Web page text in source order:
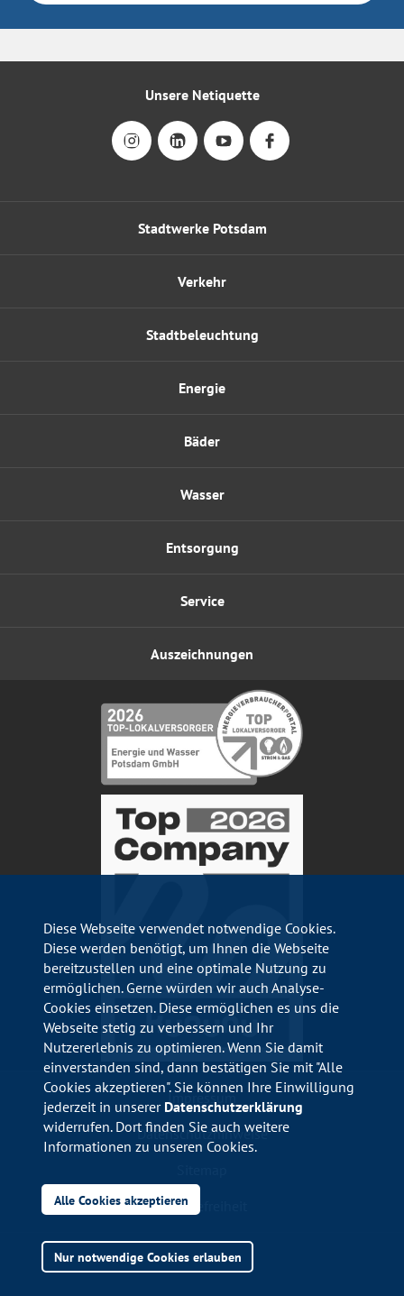
Stadtwerke Potsdam
Energie
Wasser
Verkehr
Bäder
Entsorgung
Stadtbeleuchtung
Service
Auszeichnungen
Unsere Netiquette
Impressum
Datenschutzhinweise
Barrierefreiheit
Diese Webseite verwendet notwendige Cookies.
Diese werden benötigt, um Ihnen die Webseite
bereitzustellen und eine optimale Nutzung zu
ermöglichen. Gerne würden wir auch Analyse-
Cookies einsetzen. Diese ermöglichen es uns die
Webseite stetig zu verbessern und Ihr
Nutzererlebnis zu optimieren. Wenn Sie damit
einverstanden sind, dann bestätigen Sie mit "Alle
Cookies akzeptieren". Sie können Ihre Einwilligung
jederzeit in unserer Datenschutzerklärung
widerrufen. Dort finden Sie auch weitere
Informationen zu unseren Cookies.
Alle Cookies akzeptieren
Nur notwendige Cookies erlauben